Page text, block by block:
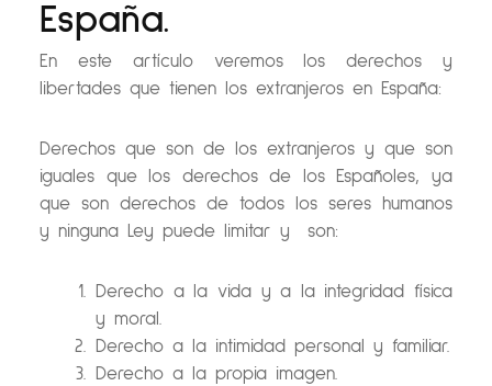
España.
En este artículo veremos los derechos y
libertades que tienen los extranjeros en España:
Derechos que son de los extranjeros y que son
iguales que los derechos de los Españoles, ya
que son derechos de todos los seres humanos
y ninguna Ley puede limitar y son:
Derecho a la vida y a la integridad física
y moral.
Derecho a la intimidad personal y familiar.
Derecho a la propia imagen.